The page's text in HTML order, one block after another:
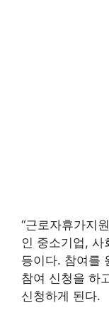
“근로자휴가지
인 중소기업, 사
등이다. 참여를
참여 신청을 하
신청하게 된다.